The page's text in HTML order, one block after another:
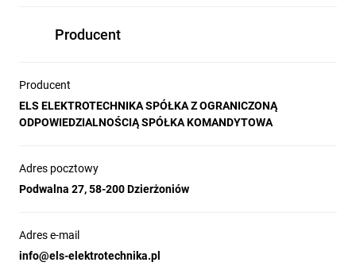
Producent
Producent
ELS ELEKTROTECHNIKA SPÓŁKA Z OGRANICZONĄ
ODPOWIEDZIALNOŚCIĄ SPÓŁKA KOMANDYTOWA
Adres pocztowy
Podwalna 27, 58-200 Dzierżoniów
Adres e-mail
info@els-elektrotechnika.pl